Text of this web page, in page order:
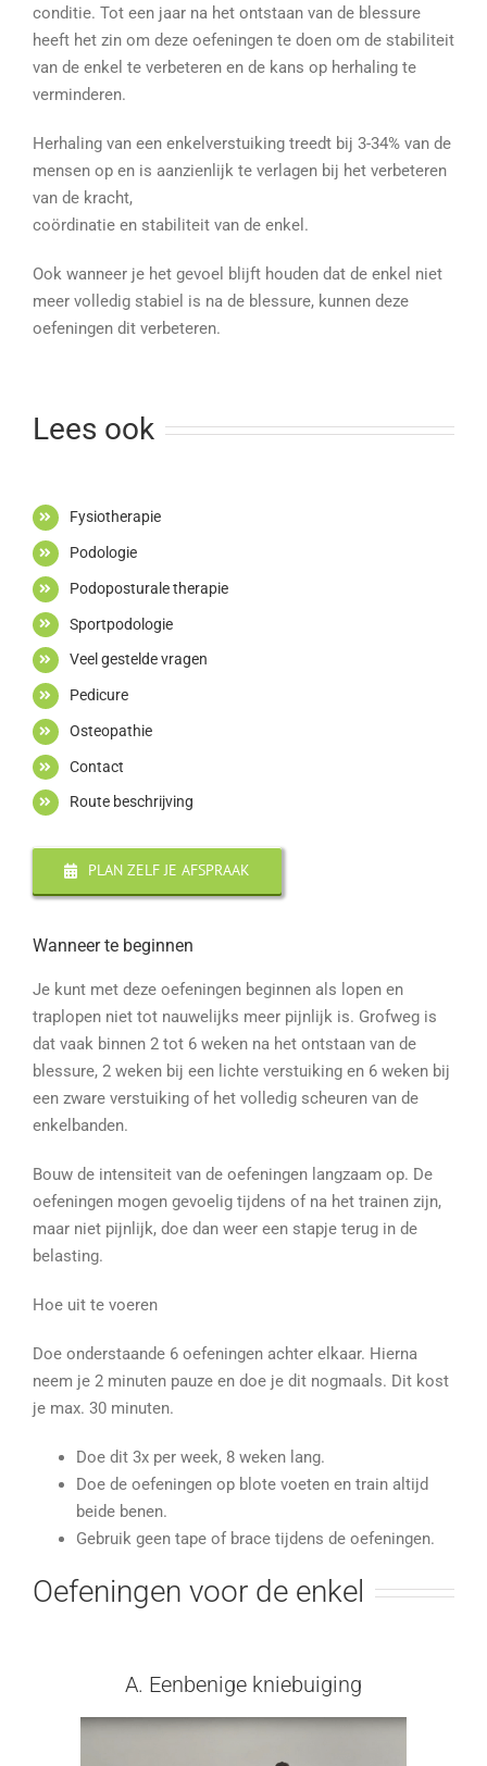
conditie. Tot een jaar na het ontstaan van de blessure
heeft het zin om deze oefeningen te doen om de stabiliteit
van de enkel te verbeteren en de kans op herhaling te
verminderen.
Herhaling van een enkelverstuiking treedt bij 3-34% van de
mensen op en is aanzienlijk te verlagen bij het verbeteren
van de kracht,
coördinatie en stabiliteit van de enkel.
Ook wanneer je het gevoel blijft houden dat de enkel niet
meer volledig stabiel is na de blessure, kunnen deze
oefeningen dit verbeteren.
Lees ook
Fysiotherapie
Podologie
Podoposturale therapie
Sportpodologie
Veel gestelde vragen
Pedicure
Osteopathie
Contact
Route beschrijving
PLAN ZELF JE AFSPRAAK
Wanneer te beginnen
Je kunt met deze oefeningen beginnen als lopen en
traplopen niet tot nauwelijks meer pijnlijk is. Grofweg is
dat vaak binnen 2 tot 6 weken na het ontstaan van de
blessure, 2 weken bij een lichte verstuiking en 6 weken bij
een zware verstuiking of het volledig scheuren van de
enkelbanden.
Bouw de intensiteit van de oefeningen langzaam op. De
oefeningen mogen gevoelig tijdens of na het trainen zijn,
maar niet pijnlijk, doe dan weer een stapje terug in de
belasting.
Hoe uit te voeren
Doe onderstaande 6 oefeningen achter elkaar. Hierna
neem je 2 minuten pauze en doe je dit nogmaals. Dit kost
je max. 30 minuten.
Doe dit 3x per week, 8 weken lang.
Doe de oefeningen op blote voeten en train altijd
beide benen.
Gebruik geen tape of brace tijdens de oefeningen.
Oefeningen voor de enkel
A. Eenbenige kniebuiging